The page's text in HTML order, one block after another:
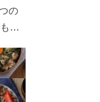
の
に
。
を